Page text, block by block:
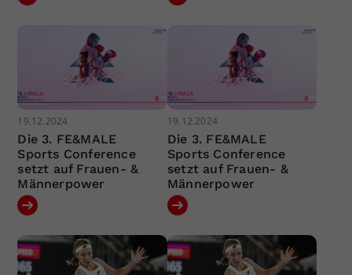
19.12.2024
Die 3. FE&MALE
Sports Conference
setzt auf Frauen- &
Männerpower
19.12.2024
Die 3. FE&MALE
Sports Conference
setzt auf Frauen- &
Männerpower